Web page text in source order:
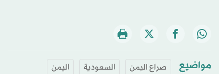
مواضيع صراع اليمن السعودية اليمن